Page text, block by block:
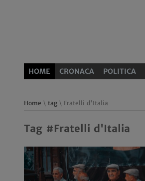
HOME CRONACA POLITICA
Home \ tag \ Fratelli d'Italia
Tag #Fratelli d'Italia